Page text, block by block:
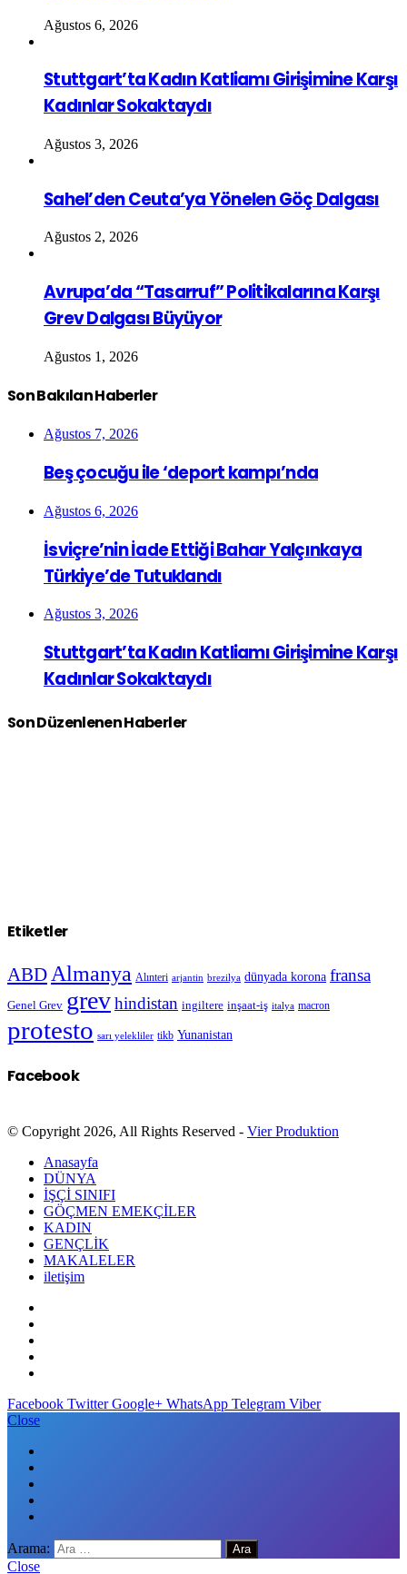
Ağustos 6, 2026
Stuttgart’ta Kadın Katliamı Girişimine Karşı
Kadınlar Sokaktaydı
Ağustos 3, 2026
Sahel’den Ceuta’ya Yönelen Göç Dalgası
Ağustos 2, 2026
Avrupa’da “Tasarruf” Politikalarına Karşı
Grev Dalgası Büyüyor
Ağustos 1, 2026
Son Bakılan Haberler
Ağustos 7, 2026
Beş çocuğu ile ‘deport kampı’nda
Ağustos 6, 2026
İsviçre’nin İade Ettiği Bahar Yalçınkaya
Türkiye’de Tutuklandı
Ağustos 3, 2026
Stuttgart’ta Kadın Katliamı Girişimine Karşı
Kadınlar Sokaktaydı
Son Düzenlenen Haberler
Etiketler
ABD Almanya Alınteri arjantin brezilya dünyada korona fransa
Genel Grev grevhindistan ingiltere inşaat-iş italya macron
protesto sarı yelekliler tikb Yunanistan
Facebook
© Copyright 2026, All Rights Reserved - Vier Produktion
Anasayfa
DÜNYA
İŞÇİ SINIFI
GÖÇMEN EMEKÇİLER
KADIN
GENÇLİK
MAKALELER
iletişim
Facebook Twitter Google+ WhatsApp Telegram Viber
Close
Arama:
Close